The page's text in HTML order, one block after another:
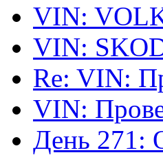
VIN:
VIN:
Re: VIN:
VIN:
День 271: